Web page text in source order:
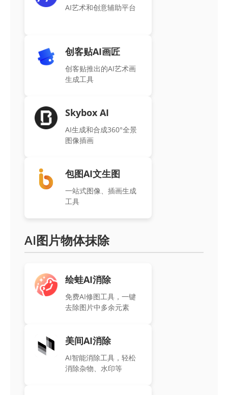
AI艺术和创意辅助平台
创客贴AI画匠
创客贴推出的AI艺术画
生成工具
Skybox AI
AI生成和合成360°全景
图像插画
包图AI文生图
一站式图像、插画生成
工具
AI图片物体抹除
绘蛙AI消除
免费AI修图工具，一键
去除图片中多余元素
美间AI消除
AI智能消除工具，轻松
消除杂物、水印等